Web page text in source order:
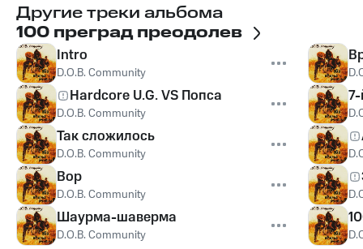
Другие треки альбома
100 преград преодолев
Intro
D.O.B. Community
Hardcore U.G. VS Попса
D.O.B. Community
Так сложилось
D.O.B. Community
Вор
D.O.B. Community
Шаурма-шаверма
D.O.B. Community